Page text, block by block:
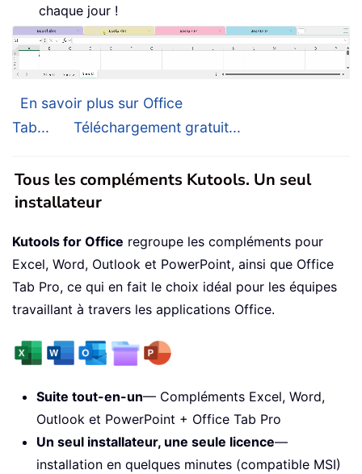
chaque jour !
En savoir plus sur Office
Tab...
Téléchargement gratuit...
Tous les compléments Kutools. Un seul
installateur
Kutools for Office regroupe les compléments pour
Excel, Word, Outlook et PowerPoint, ainsi que Office
Tab Pro, ce qui en fait le choix idéal pour les équipes
travaillant à travers les applications Office.
Suite tout-en-un— Compléments Excel, Word,
Outlook et PowerPoint + Office Tab Pro
Un seul installateur, une seule licence—
installation en quelques minutes (compatible MSI)